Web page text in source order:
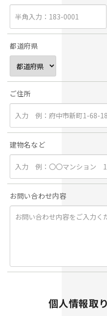
都道府県
ご住所
建物名など
お問い合わせ内容
個人情報取